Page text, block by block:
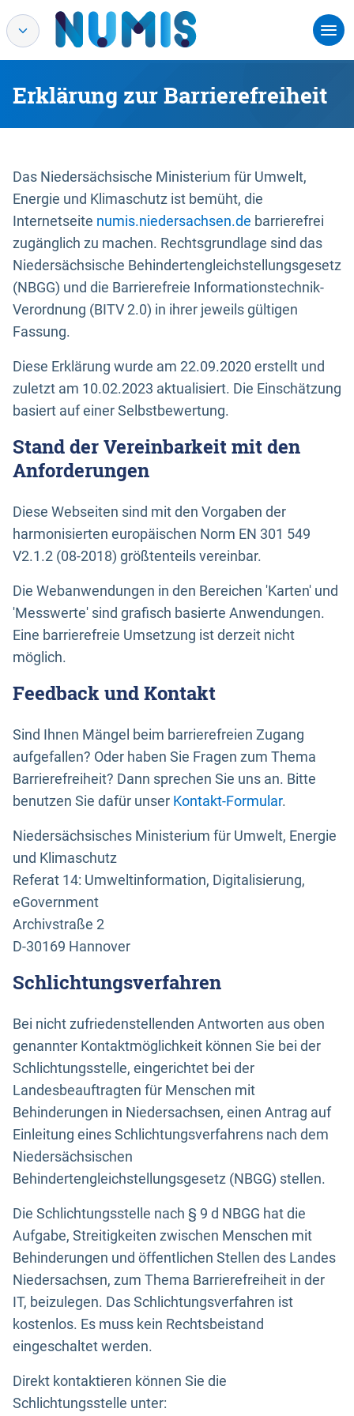
Erklärung zur Barrierefreiheit
Das Niedersächsische Ministerium für Umwelt,
Energie und Klimaschutz ist bemüht, die
Internetseite numis.niedersachsen.de barrierefrei
zugänglich zu machen. Rechtsgrundlage sind das
Niedersächsische Behindertengleichstellungsgesetz
(NBGG) und die Barrierefreie Informationstechnik-
Verordnung (BITV 2.0) in ihrer jeweils gültigen
Fassung.
Diese Erklärung wurde am 22.09.2020 erstellt und
zuletzt am 10.02.2023 aktualisiert. Die Einschätzung
basiert auf einer Selbstbewertung.
Stand der Vereinbarkeit mit den
Anforderungen
Diese Webseiten sind mit den Vorgaben der
harmonisierten europäischen Norm EN 301 549
V2.1.2 (08-2018) größtenteils vereinbar.
Die Webanwendungen in den Bereichen 'Karten' und
'Messwerte' sind grafisch basierte Anwendungen.
Eine barrierefreie Umsetzung ist derzeit nicht
möglich.
Feedback und Kontakt
Sind Ihnen Mängel beim barrierefreien Zugang
aufgefallen? Oder haben Sie Fragen zum Thema
Barrierefreiheit? Dann sprechen Sie uns an. Bitte
benutzen Sie dafür unser Kontakt-Formular.
Niedersächsisches Ministerium für Umwelt, Energie
und Klimaschutz
Referat 14: Umweltinformation, Digitalisierung,
eGovernment
Archivstraße 2
D-30169 Hannover
Schlichtungsverfahren
Bei nicht zufriedenstellenden Antworten aus oben
genannter Kontaktmöglichkeit können Sie bei der
Schlichtungsstelle, eingerichtet bei der
Landesbeauftragten für Menschen mit
Behinderungen in Niedersachsen, einen Antrag auf
Einleitung eines Schlichtungsverfahrens nach dem
Niedersächsischen
Behindertengleichstellungsgesetz (NBGG) stellen.
Die Schlichtungsstelle nach § 9 d NBGG hat die
Aufgabe, Streitigkeiten zwischen Menschen mit
Behinderungen und öffentlichen Stellen des Landes
Niedersachsen, zum Thema Barrierefreiheit in der
IT, beizulegen. Das Schlichtungsverfahren ist
kostenlos. Es muss kein Rechtsbeistand
eingeschaltet werden.
Direkt kontaktieren können Sie die
Schlichtungsstelle unter: